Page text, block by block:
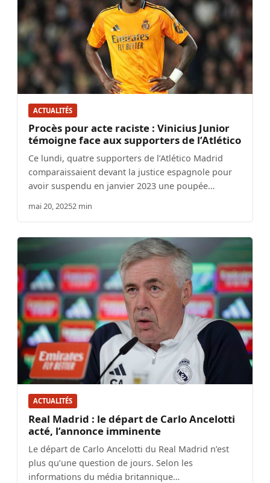
ACTUALITÉS
Procès pour acte raciste : Vinicius Junior
témoigne face aux supporters de l’Atlético
Ce lundi, quatre supporters de l’Atlético Madrid
comparaissaient devant la justice espagnole pour
avoir suspendu en janvier 2023 une poupée…
mai 20, 20252 min
ACTUALITÉS
Real Madrid : le départ de Carlo Ancelotti
acté, l’annonce imminente
Le départ de Carlo Ancelotti du Real Madrid n’est
plus qu’une question de jours. Selon les
informations du média britannique…